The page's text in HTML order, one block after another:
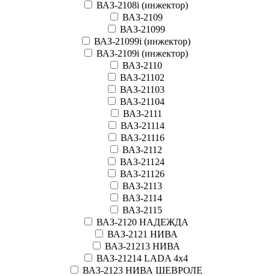
ВАЗ-2108i (инжектор)
ВАЗ-2109
ВАЗ-21099
ВАЗ-21099i (инжектор)
ВАЗ-2109i (инжектор)
ВАЗ-2110
ВАЗ-21102
ВАЗ-21103
ВАЗ-21104
ВАЗ-2111
ВАЗ-21114
ВАЗ-21116
ВАЗ-2112
ВАЗ-21124
ВАЗ-21126
ВАЗ-2113
ВАЗ-2114
ВАЗ-2115
ВАЗ-2120 НАДЕЖДА
ВАЗ-2121 НИВА
ВАЗ-21213 НИВА
ВАЗ-21214 LADA 4х4
ВАЗ-2123 НИВА ШЕВРОЛЕ